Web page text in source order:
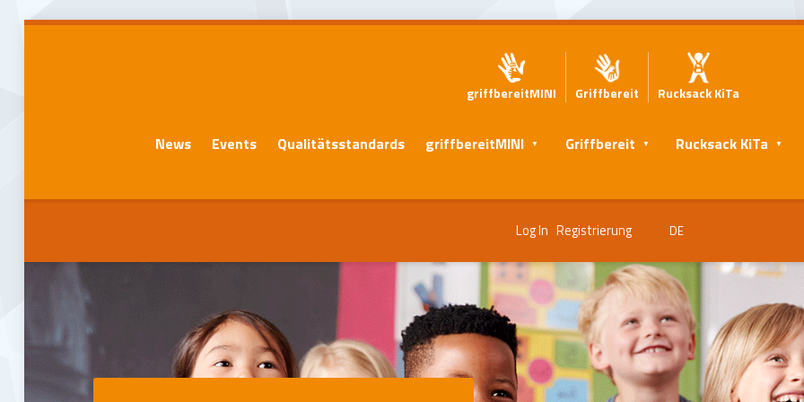
griffbereitMINI Griffbereit Rucksack KiTa
News Events Qualitätsstandards griffbereitMINI Griffbereit Rucksack KiTa
Log In Registrierung DE